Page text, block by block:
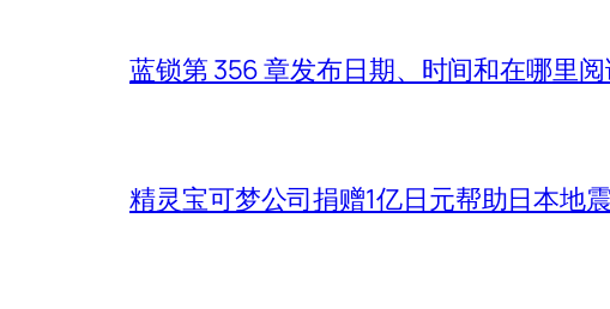
蓝锁第 356 章发布日期、时间和在哪里
精灵宝可梦公司捐赠1亿日元帮助日本地